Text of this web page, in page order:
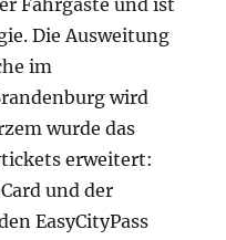
Fahrgäste und ist
Die Ausweitung
im
wird
wurde das
erweitert:
und der
EasyCityPass